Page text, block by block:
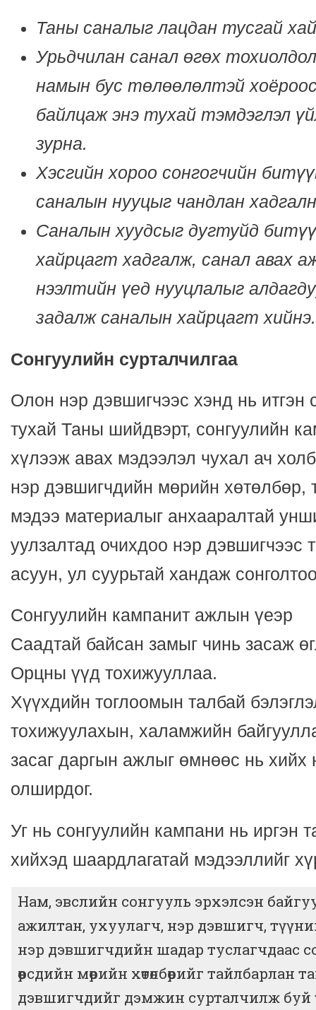
Таны саналыг лацдан тусгай
Урьдчилан санал өгөх
намын бус төлөөлөлтэй
байлцаж энэ тухай тэмдэглэл
зурна.
Хэсгийн хороо сонгогчийн
саналын нууцыг чандлан
Саналын хуудсыг дугтуйд
хайрцагт хадгалж, санал авах
нээлтийн үед нууцлалыг
задалж саналын хайрцагт хийнэ.
Сонгуулийн сурталчилгаа
Олон нэр дэвшигчээс хэнд нь итгэн
тухай Таны шийдвэрт, сонгуулийн
хүлээж авах мэдээлэл чухал ач
нэр дэвшигчдийн мөрийн хөтөлбөр,
мэдээ материалыг анхааралтай
уулзалтад очихдоо нэр дэвшигчээс
асуун, ул суурьтай хандаж
Сонгуулийн кампанит ажлын үеэр
Саадтай байсан замыг чинь засаж
Орцны үүд тохижууллаа.
Хүүхдийн тоглоомын талбай
тохижуулахын, халамжийн
засаг даргын ажлыг өмнөөс нь хийх
олширдог.
Уг нь сонгуулийн кампани нь иргэн
хийхэд шаардлагатай мэдээллийг
Нам, эвслийн сонгууль эрхэлсэн
ажилтан, ухуулагч, нэр дэвшигч,
нэр дэвшигчдийн шадар туслагчдаас
өөрсдийн мөрийн хөтөлбөрийг тайлбарлан
дэвшигчдийг дэмжин сурталчилж буй